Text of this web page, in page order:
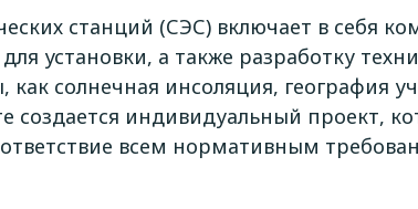
станций (СЭС) включает в себя
установки, а также разработку
солнечная инсоляция, география
создается индивидуальный проект,
всем нормативным